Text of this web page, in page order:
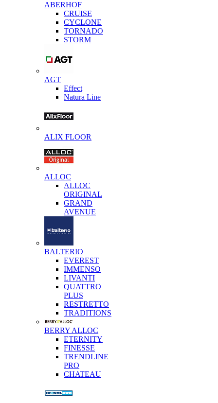
ABERHOF
CRUISE
CYCLONE
TORNADO
STORM
AGT
Effect
Natura Line
ALIX FLOOR
ALLOC
ALLOC
ORIGINAL
GRAND
AVENUE
BALTERIO
EVEREST
IMMENSO
LIVANTI
QUATTRO
PLUS
RESTRETTO
TRADITIONS
BERRY ALLOC
ETERNITY
FINESSE
TRENDLINE
PRO
CHATEAU